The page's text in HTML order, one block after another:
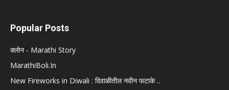
Popular Posts
क्लोन - Marathi Story
MarathiBoli.In
New Fireworks in Diwali : दिवाळीतील नवीन फटाके ..